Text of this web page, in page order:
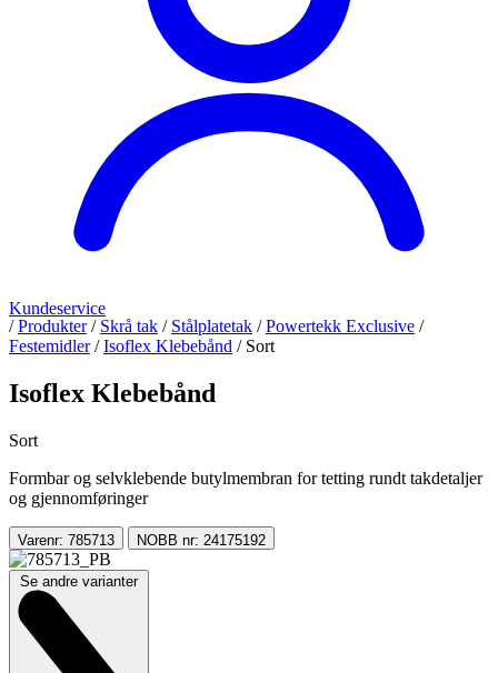
Kundeservice
/ Produkter / Skrå tak / Stålplatetak / Powertekk Exclusive /
Festemidler / Isoflex Klebebånd / Sort
Isoflex Klebebånd
Sort
Formbar og selvklebende butylmembran for tetting rundt takdetaljer
og gjennomføringer
Varenr: 785713 NOBB nr: 24175192
Se andre varianter